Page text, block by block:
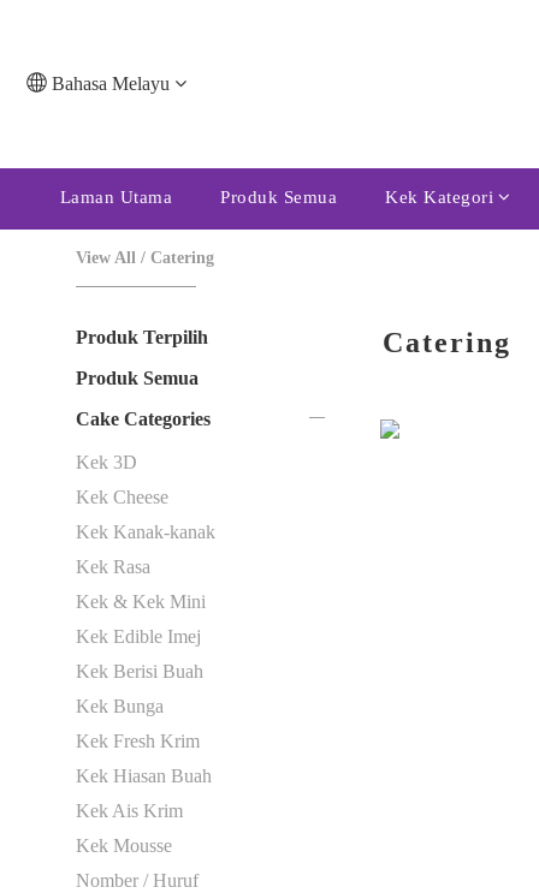
Bahasa Melayu
Laman Utama Produk Semua Kek Kategori
View All / Catering
Produk Terpilih
Produk Semua
Cake Categories
Kek 3D
Kek Cheese
Kek Kanak-kanak
Kek Rasa
Kek & Kek Mini
Kek Edible Imej
Kek Berisi Buah
Kek Bunga
Kek Fresh Krim
Kek Hiasan Buah
Kek Ais Krim
Kek Mousse
Nomber / Huruf
Catering